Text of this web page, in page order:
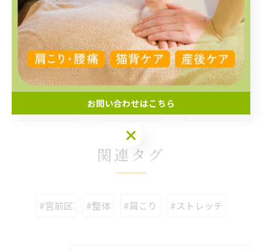
電話番号:070-2238-6852
--------------------------------------------------------------------
--
一覧に戻る
関連タグ
#宮前区 #整体 #肩こり #ストレッチ
お問い合わせはこちら